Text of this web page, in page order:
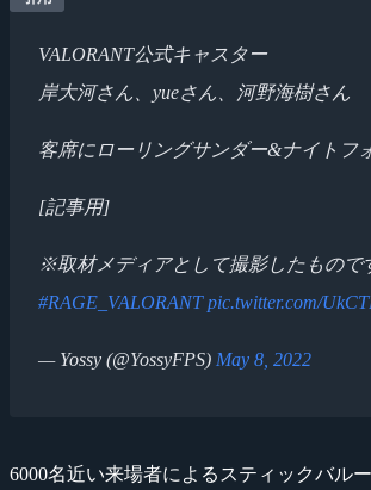
VALORANT公式キャスター
岸大河さん、yueさん、河野海樹さん
客席にローリングサンダー&ナイトフ
[記事用]
※取材メディアとして撮影したもので
#RAGE_VALORANT pic.twitter.com/
— Yossy (@YossyFPS) May 8, 2022
6000名近い来場者によるスティックバル